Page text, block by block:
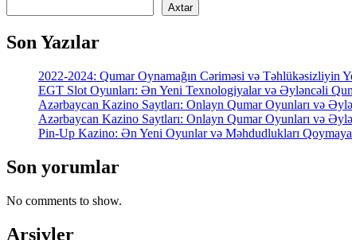
Axtar
Son Yazılar
2022-2024: Qumar Oynamağın Cəriməsi və Təhlükəsizliyin
EGT Slot Oyunları: Ən Yeni Texnologiyalar və Əyləncəli
Azərbaycan Kazino Saytları: Onlayn Qumar Oyunları və
Azərbaycan Kazino Saytları: Onlayn Qumar Oyunları və
Pin-Up Kazino: Ən Yeni Oyunlar və Məhdudlukları
Son yorumlar
No comments to show.
Arşivler